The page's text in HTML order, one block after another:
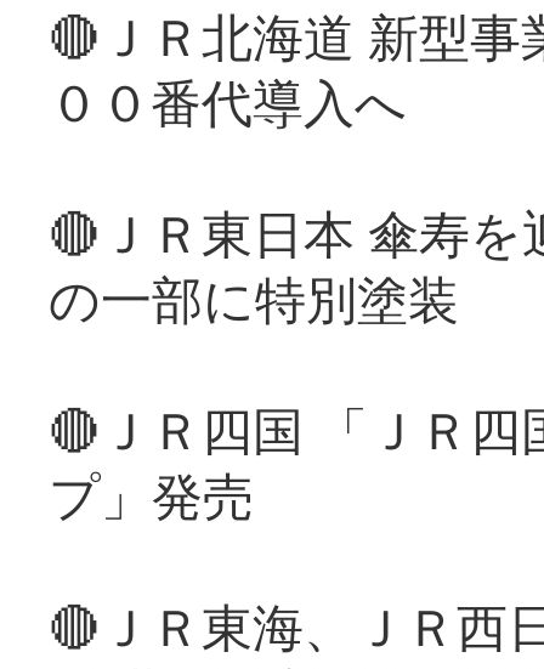
🔴ＪＲ北海道 新型
００番代導入へ
🔴ＪＲ東日本 傘寿
の一部に特別塗装
🔴ＪＲ四国 「ＪＲ
プ」発売
🔴ＪＲ東海、ＪＲ西